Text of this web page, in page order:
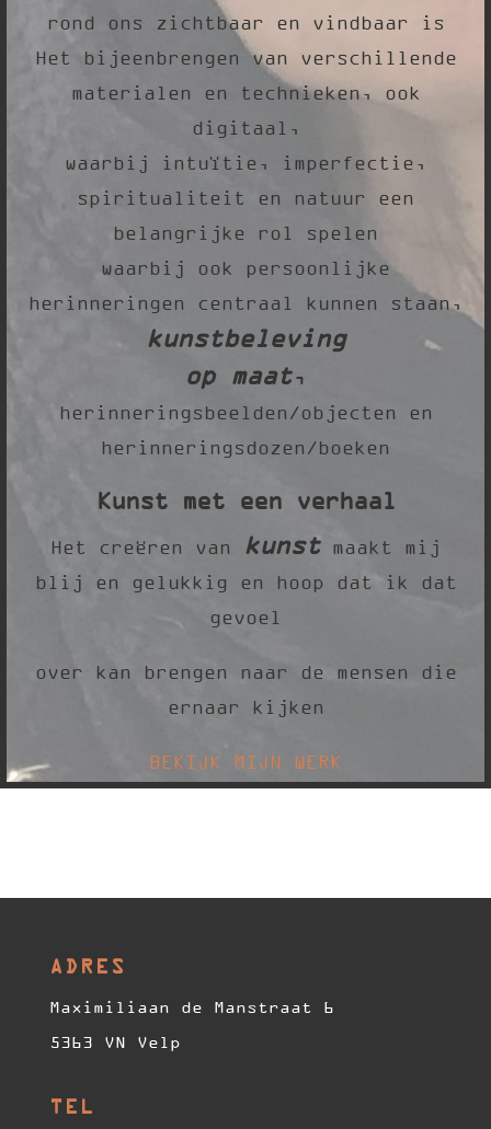
rond ons zichtbaar en vindbaar is
Het bijeenbrengen van verschillende
materialen en technieken, ook
digitaal,
waarbij intuïtie, imperfectie,
spiritualiteit en natuur een
belangrijke rol spelen
waarbij ook persoonlijke
herinneringen centraal kunnen staan,
kunstbeleving
op maat,
herinneringsbeelden/objecten en
herinneringsdozen/boeken
Kunst met een verhaal
Het creëren van kunstmaakt mij
blij en gelukkig en hoop dat ik dat
gevoel
over kan brengen naar de mensen die
ernaar kijken
BEKIJK MIJN WERK
ADRES
Maximiliaan de Manstraat 6
5363 VN Velp
TEL